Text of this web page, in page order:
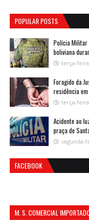
POPULAR POSTS
Polícia Militar
boliviana
terça-
Foragido da
residência
terça-
Acidente ao
praça de
segunda-
FACEBOOK
M. S. COMERCIAL